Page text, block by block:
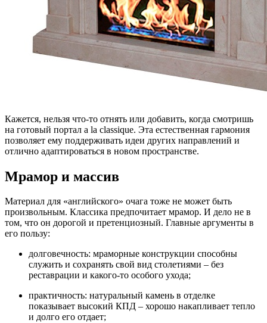
Кажется, нельзя что-то отнять или добавить, когда смотришь
на готовый портал a la classique. Эта естественная гармония
позволяет ему поддерживать идеи других направлений и
отлично адаптироваться в новом пространстве.
Мрамор и массив
Материал для «английского» очага тоже не может быть
произвольным. Классика предпочитает мрамор. И дело не в
том, что он дорогой и претенциозный. Главные аргументы в
его пользу:
долговечность: мраморные конструкции способны
служить и сохранять свой вид столетиями – без
реставрации и какого-то особого ухода;
практичность: натуральный камень в отделке
показывает высокий КПД – хорошо накапливает тепло
и долго его отдает;